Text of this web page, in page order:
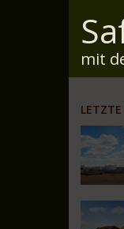
mit
LETZTE